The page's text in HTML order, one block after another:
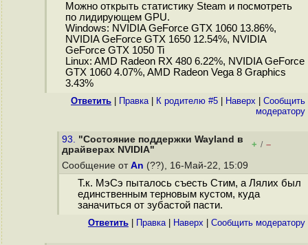
Можно открыть статистику Steam и посмотреть
по лидирующем GPU.
Windows: NVIDIA GeForce GTX 1060 13.86%,
NVIDIA GeForce GTX 1650 12.54%, NVIDIA
GeForce GTX 1050 Ti
Linux: AMD Radeon RX 480 6.22%, NVIDIA GeForce
GTX 1060 4.07%, AMD Radeon Vega 8 Graphics
3.43%
Ответить Правка| К родителю #5 Наверх
Cообщить
модератору
93. "Состояние поддержки Wayland в
драйверах NVIDIA"
+ / –
Сообщение от An (??), 16-Май-22, 15:09
Т.к. МэСэ пыталось съесть Стим, а Лялих был
единственным терновым кустом, куда
заначиться от зубастой пасти.
Ответить Правка| Наверх Cообщить модератору